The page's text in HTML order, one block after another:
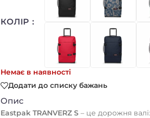
КОЛІР
Немає в наявності
Додати до списку бажань
Опис
Eastpak TRANVERZ S – це дорожня